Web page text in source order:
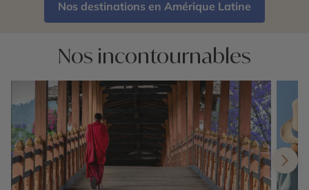
Nos destinations en Amérique Latine
Nos incontournables